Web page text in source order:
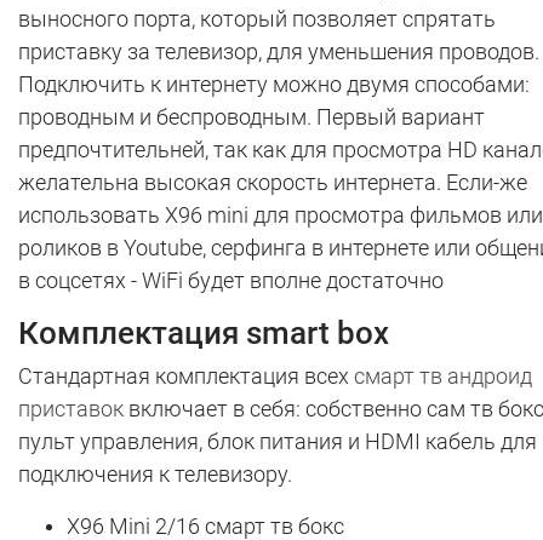
выносного порта, который позволяет спрятать
приставку за телевизор, для уменьшения проводов.
Подключить к интернету можно двумя способами:
проводным и беспроводным. Первый вариант
предпочтительней, так как для просмотра HD
желательна высокая скорость интернета. Если-же
использовать X96 mini для просмотра фильмов или
роликов в Youtube, серфинга в интернете или
в соцсетях - WiFi будет вполне достаточно
Комплектация smart box
Стандартная комплектация всех смарт тв андроид
приставок включает в себя: собственно сам тв
пульт управления, блок питания и HDMI кабель для
подключения к телевизору.
X96 Mini 2/16 смарт тв бокс